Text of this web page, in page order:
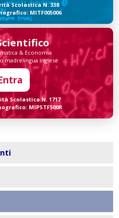
Scolastica N. 338
MITF005006
& Economia
madrelingua Inglese
Scolastica N. 1717
MIPSTF500R